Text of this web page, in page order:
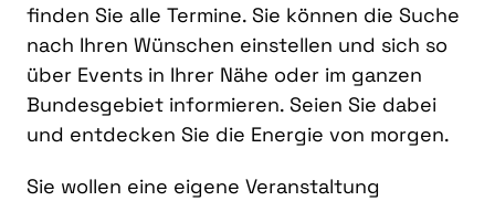
finden Sie alle Termine. Sie können die Suche
nach Ihren Wünschen einstellen und sich so
über Events in Ihrer Nähe oder im ganzen
Bundesgebiet informieren. Seien Sie dabei
und entdecken Sie die Energie von morgen.
Sie wollen eine eigene Veranstaltung